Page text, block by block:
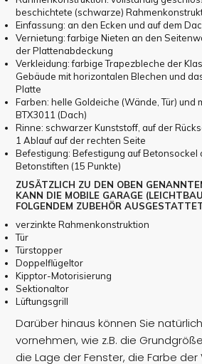
beschichtete (schwarze)
Einfassung: an den Ecken und auf dem
Vernietung: farbige Nieten an den
der Plattenabdeckung
Verkleidung: farbige Trapezbleche der
Gebäude mit horizontalen Blechen und
Platte
Farben: helle Goldeiche (Wände, Tür) und
BTX3011 (Dach)
Rinne: schwarzer Kunststoff, auf der
1 Ablauf auf der rechten Seite
Befestigung: Befestigung auf
Betonstiften (15 Punkte)
ZUSÄTZLICH ZU DEN OBEN
KANN DIE MOBILE GARAGE
FOLGENDEM ZUBEHÖR
verzinkte Rahmenkonstruktion
Tür
Türstopper
Doppelflügeltor
Kipptor-Motorisierung
Sektionaltor
Lüftungsgrill
Darüber hinaus können Sie
vornehmen, wie z.B. die
die Lage der Fenster, die Farbe der